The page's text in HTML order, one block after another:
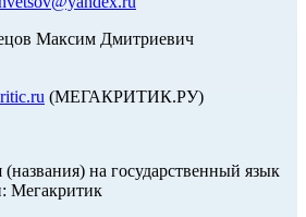
Максим Дмитриевич
(МЕГАКРИТИК.РУ)
на государственный язык
Мегакритик